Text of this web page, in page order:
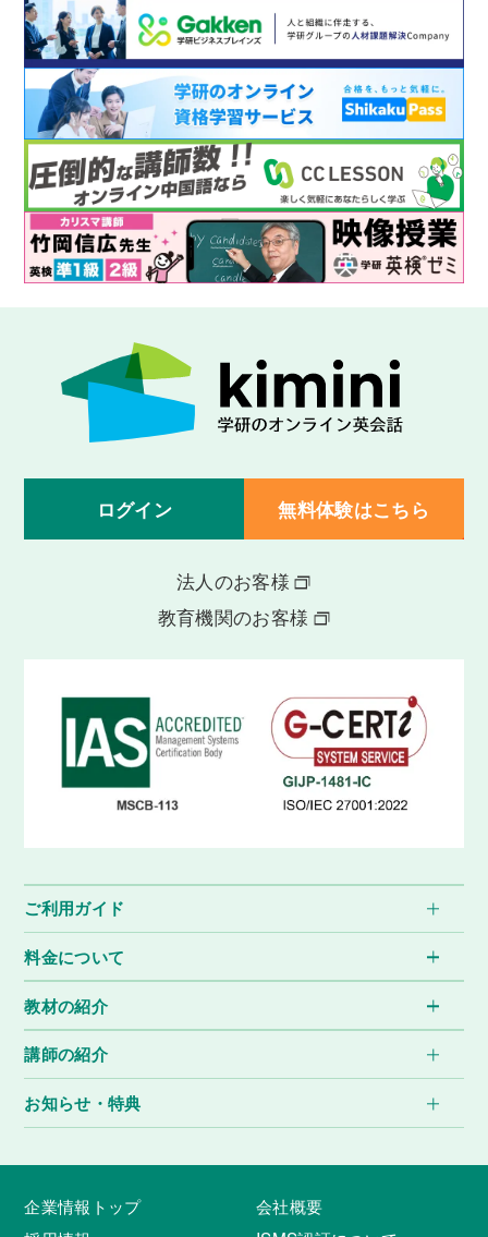
ログイン 無料体験はこちら
法人のお客様
教育機関のお客様
ご利用ガイド
料金について
教材の紹介
講師の紹介
お知らせ・特典
企業情報トップ
会社概要